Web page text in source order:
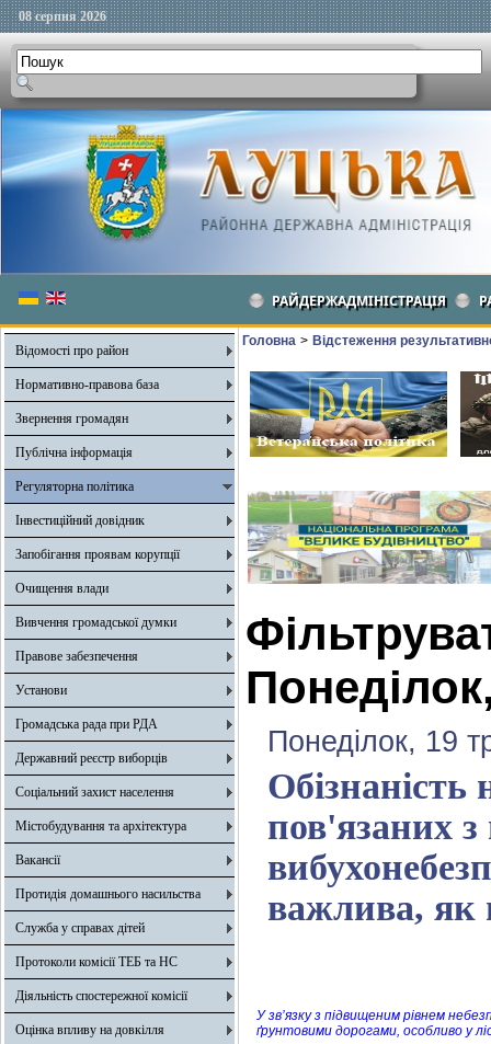
08 серпня 2026
РАЙДЕРЖАДМІНІСТРАЦІЯ
Відомості про район
Нормативно-правова база
Звернення громадян
Публічна інформація
Регуляторна політика
Інвестиційний довідник
Запобігання проявам корупції
Очищення влади
Вивчення громадської думки
Правове забезпечення
Установи
Громадська рада при РДА
Державний реєстр виборців
Соціальний захист населення
Містобудування та архітектура
Вакансії
Протидія домашнього насильства
Служба у справах дітей
Протоколи комісії ТЕБ та НС
Діяльність спостережної комісії
Оцінка впливу на довкілля
Головна > Відстеження
Понеділок, 19
Обізнаність
пов'язаних
важлива, як
У зв’язку з підвищеним рівнем
ґрунтовими дорогами, особливо у